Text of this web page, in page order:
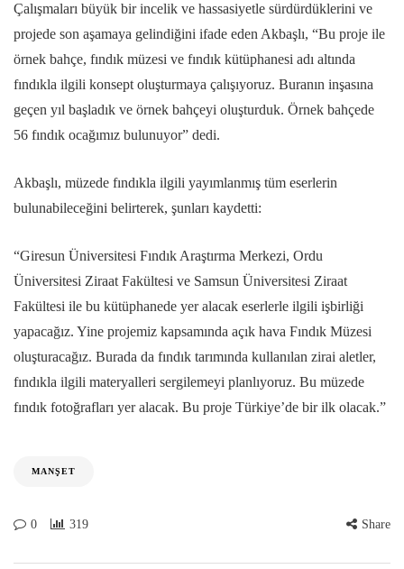
Çalışmaları büyük bir incelik ve hassasiyetle sürdürdüklerini ve
projede son aşamaya gelindiğini ifade eden Akbaşlı, “Bu proje ile
örnek bahçe, fındık müzesi ve fındık kütüphanesi adı altında
fındıkla ilgili konsept oluşturmaya çalışıyoruz. Buranın inşasına
geçen yıl başladık ve örnek bahçeyi oluşturduk. Örnek bahçede
56 fındık ocağımız bulunuyor” dedi.
Akbaşlı, müzede fındıkla ilgili yayımlanmış tüm eserlerin
bulunabileceğini belirterek, şunları kaydetti:
“Giresun Üniversitesi Fındık Araştırma Merkezi, Ordu
Üniversitesi Ziraat Fakültesi ve Samsun Üniversitesi Ziraat
Fakültesi ile bu kütüphanede yer alacak eserlerle ilgili işbirliği
yapacağız. Yine projemiz kapsamında açık hava Fındık Müzesi
oluşturacağız. Burada da fındık tarımında kullanılan zirai aletler,
fındıkla ilgili materyalleri sergilemeyi planlıyoruz. Bu müzede
fındık fotoğrafları yer alacak. Bu proje Türkiye’de bir ilk olacak.”
MANŞET
0 319 Share